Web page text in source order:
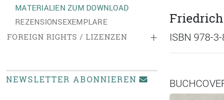
MATERIALIEN ZUM DOWNLOAD
REZENSIONSEXEMPLARE
+
FOREIGN RIGHTS / LIZENZEN
NEWSLETTER ABONNIEREN
ISBN 978-